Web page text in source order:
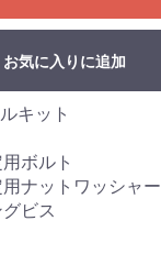
お気に入りに追加
キット
ボルト
ナットワッシャー
ビス